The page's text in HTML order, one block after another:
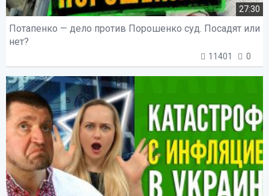
27:30
Потапенко — дело против Порошенко суд. Посадят или
нет?
11401 0